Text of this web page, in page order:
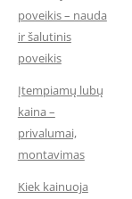
poveikis – nauda
ir šalutinis
poveikis
Įtempiamų lubų
kaina –
privalumai,
montavimas
Kiek kainuoja